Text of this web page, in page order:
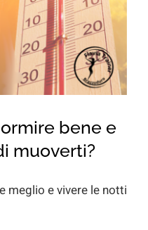
bene e
muoverti?
meglio e vivere le notti